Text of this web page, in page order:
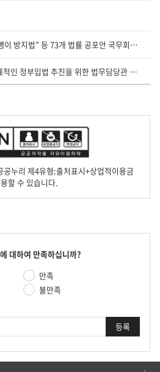
“응급실 뺑뺑이 방지법” 등 73개 법률 공포안 국무회의 의결
법제처, 체계적인 정부입법 추진을 위한 법무담당관 회의 개최
누리 제4유형:출처표시+상업적이용금
할 수 있습니다.
대하여 만족하십니까?
만족
불만족